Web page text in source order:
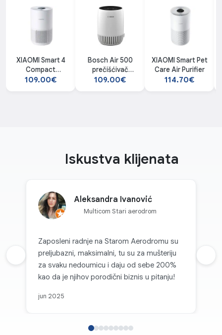
XIAOMI Smart 4
Compact
prečišćivač
109.00€
Bosch Air 500
prečišćivač
vazduha
109.00€
XIAOMI Smart Pet
Care Air Purifier
114.70€
Iskustva klijenata
Aleksandra Ivanović
Multicom Stari aerodrom
Zaposleni radnje na Starom Aerodromu su
preljubazni, maksimalni, tu su za mušteriju
za svaku nedoumicu i daju od sebe 200%
kao da je njihov porodični biznis u pitanju!
jun 2025
Prethodna recenzija